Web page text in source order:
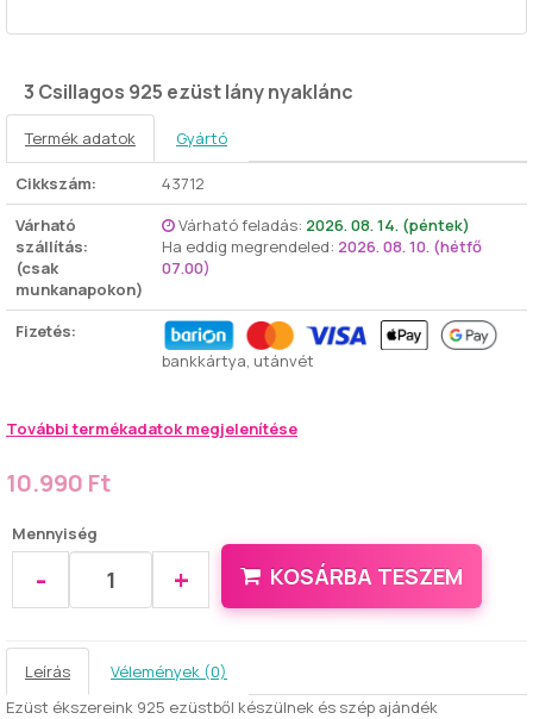
3 Csillagos 925 ezüst lány nyaklánc
Termék adatok Gyártó
Cikkszám:
43712
Várható
szállítás:
(csak
munkanapokon)
Várható feladás: 2026. 08. 14. (péntek)
Ha eddig megrendeled: 2026. 08. 10. (hétfő
07.00)
Fizetés:
bankkártya, utánvét
További termékadatok megjelenítése
10.990 Ft
Mennyiség
- + KOSÁRBA TESZEM
Leírás
Vélemények (0)
Ezüst ékszereink 925 ezüstből készülnek és szép ajándék